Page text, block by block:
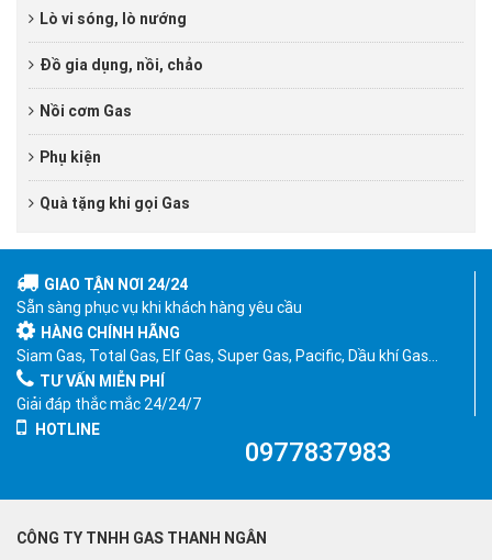
Lò vi sóng, lò nướng
Đồ gia dụng, nồi, chảo
Nồi cơm Gas
Phụ kiện
Quà tặng khi gọi Gas
GIAO TẬN NƠI 24/24
Sẵn sàng phục vụ khi khách hàng yêu cầu
HÀNG CHÍNH HÃNG
Siam Gas, Total Gas, Elf Gas, Super Gas, Pacific, Dầu khí Gas…
TƯ VẤN MIỄN PHÍ
Giải đáp thắc mắc 24/24/7
HOTLINE
0977837983
CÔNG TY TNHH GAS THANH NGÂN